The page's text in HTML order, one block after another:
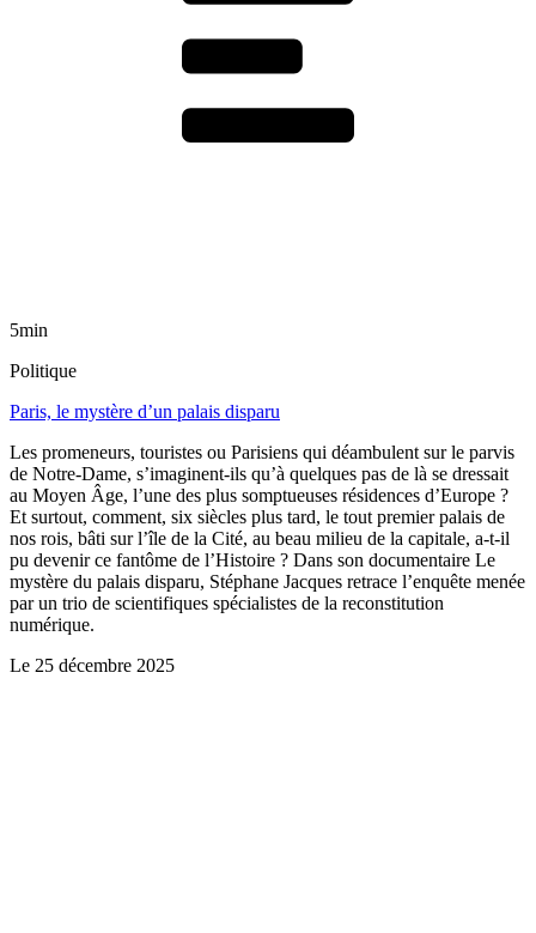
5min
Politique
Paris, le mystère d’un palais disparu
Les promeneurs, touristes ou Parisiens qui déambulent sur le parvis
de Notre-Dame, s’imaginent-ils qu’à quelques pas de là se dressait
au Moyen Âge, l’une des plus somptueuses résidences d’Europe ?
Et surtout, comment, six siècles plus tard, le tout premier palais de
nos rois, bâti sur l’île de la Cité, au beau milieu de la capitale, a-t-il
pu devenir ce fantôme de l’Histoire ? Dans son documentaire Le
mystère du palais disparu, Stéphane Jacques retrace l’enquête menée
par un trio de scientifiques spécialistes de la reconstitution
numérique.
Le 25 décembre 2025